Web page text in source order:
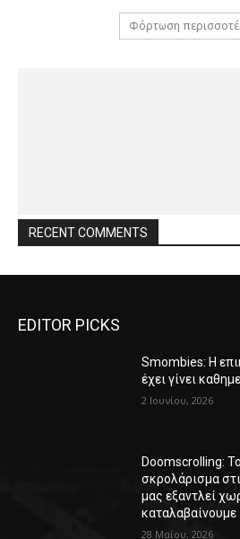
Φόρτωση
RECENT COMMENTS
EDITOR PICKS
Smombies: Η
έχει γίνει
2 Ιουνίου, 2026
Doomscrolling:
σκρολάρισμα
μας εξαντλεί
καταλαβαίνουμε
28 Μαΐου, 2026